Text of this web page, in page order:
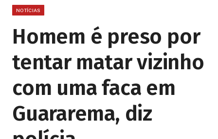
NOTÍCIAS
Homem é preso por
tentar matar vizinho
com uma faca em
Guararema, diz